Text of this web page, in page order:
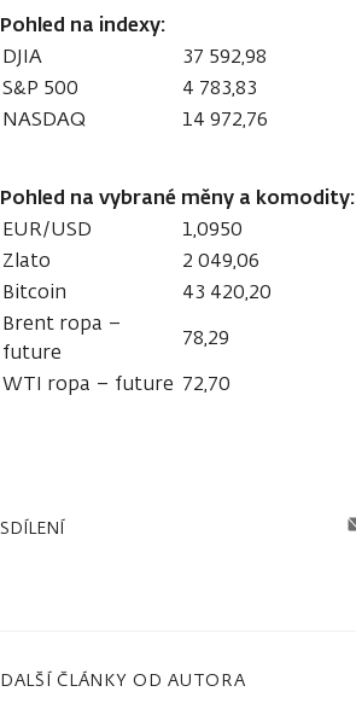
Pohled na indexy:
DJIA 37 592,98
S&P 500
4 783,83
NASDAQ
14 972,76
Pohled na vybrané měny a komodity:
EUR/USD 1,0950
Zlato
2 049,06
Bitcoin
43 420,20
Brent ropa –
future
78,29
WTI ropa – future 72,70
SDÍLENÍ
DALŠÍ ČLÁNKY OD AUTORA